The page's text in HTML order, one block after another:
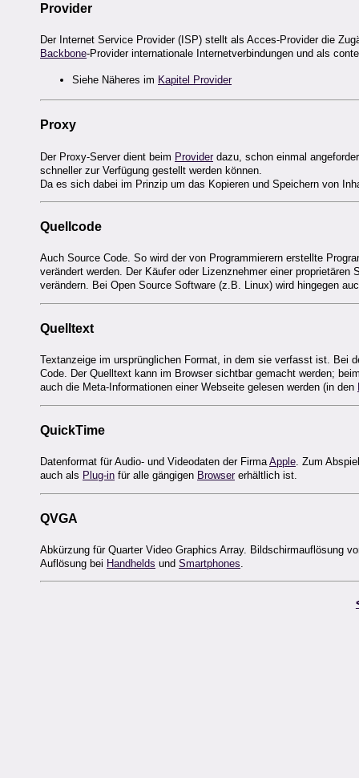
Provider
Der Internet Service Provider (ISP) stellt als Acces-Provider die
Backbone-Provider internationale Internetverbindungen und als
Siehe Näheres im Kapitel Provider
Proxy
Der Proxy-Server dient beim Providerdazu, schon einmal
schneller zur Verfügung gestellt werden können.
Da es sich dabei im Prinzip um das Kopieren und Speichern von
Quellcode
Auch Source Code. So wird der von Programmierern erstellte
verändert werden. Der Käufer oder Lizenznehmer einer
verändern. Bei Open Source Software (z.B. Linux) wird hingegen
Quelltext
Textanzeige im ursprünglichen Format, in dem sie verfasst ist. Bei
Code. Der Quelltext kann im Browser sichtbar gemacht werden;
auch die Meta-Informationen einer Webseite gelesen werden (in den
QuickTime
Datenformat für Audio- und Videodaten der FirmaApple. Zum
auch als Plug-in für alle gängigen Browsererhältlich ist.
QVGA
Abkürzung für Quarter Video Graphics Array. Bildschirmauflösung
Auflösung bei Handhelds und Smartphones.